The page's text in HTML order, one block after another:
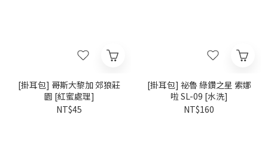
[掛耳包] 哥斯大黎加 郊狼莊
園 [紅蜜處理]
NT$45
[掛耳包] 祕魯 綠鑽之星 索娜
啦 SL-09 [水洗]
NT$160